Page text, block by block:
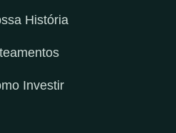
História
Investir